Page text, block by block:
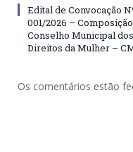
Edital de Convocação
001/2026 –
Conselho Municipal dos
Direitos da Mulher –
Os comentários estão